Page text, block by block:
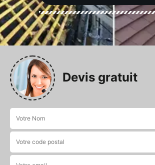
Devis gratuit